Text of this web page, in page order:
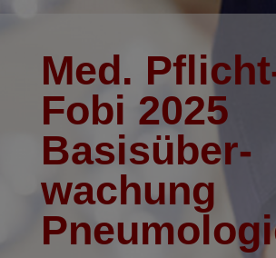
Med.
Fobi 2025
Basisüber­
wachung